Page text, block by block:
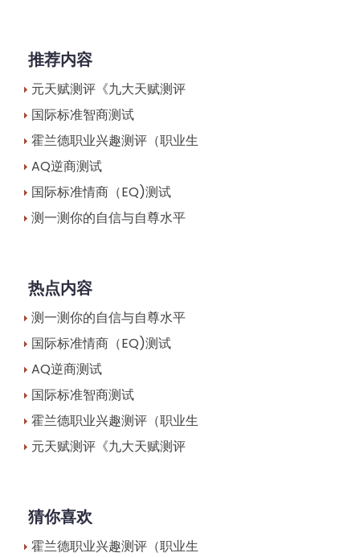
推荐内容
元天赋测评《九大天赋测评
国际标准智商测试
霍兰德职业兴趣测评（职业生
AQ逆商测试
国际标准情商（EQ)测试
测一测你的自信与自尊水平
热点内容
测一测你的自信与自尊水平
国际标准情商（EQ)测试
AQ逆商测试
国际标准智商测试
霍兰德职业兴趣测评（职业生
元天赋测评《九大天赋测评
猜你喜欢
霍兰德职业兴趣测评（职业生